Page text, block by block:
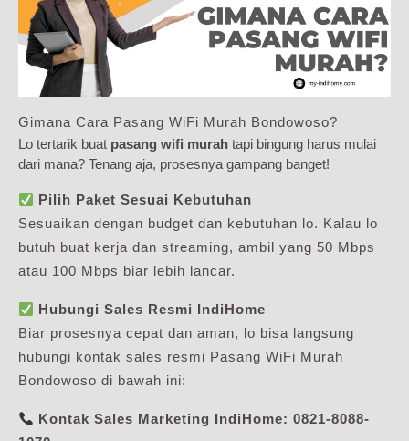
Gimana Cara Pasang WiFi Murah Bondowoso?
Lo tertarik buat pasang wifi murah tapi bingung harus mulai
dari mana? Tenang aja, prosesnya gampang banget!
Pilih Paket Sesuai Kebutuhan
Sesuaikan dengan budget dan kebutuhan lo. Kalau lo
butuh buat kerja dan streaming, ambil yang 50 Mbps
atau 100 Mbps biar lebih lancar.
Hubungi Sales Resmi IndiHome
Biar prosesnya cepat dan aman, lo bisa langsung
hubungi kontak sales resmi Pasang WiFi Murah
Bondowoso di bawah ini:
Kontak Sales Marketing IndiHome: 0821-8088-